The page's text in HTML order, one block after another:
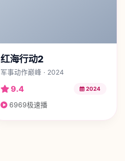
红海行动2
军事动作巅峰 · 2024
9.4 2024
6969极速播